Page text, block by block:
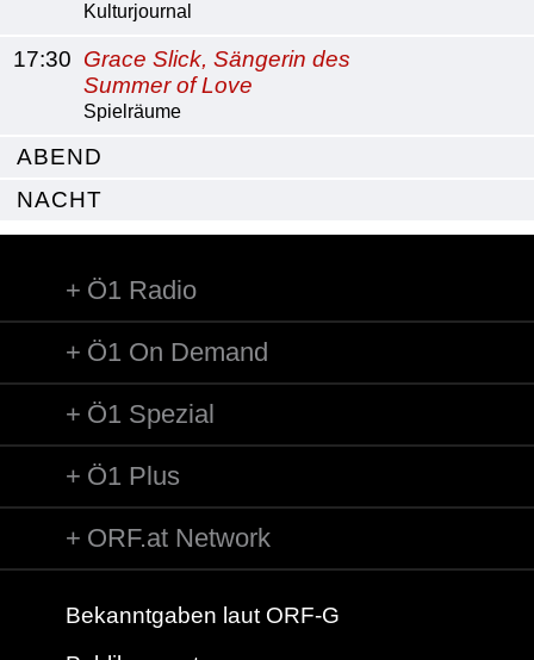
Kulturjournal
17:30 Grace Slick, Sängerin des
Summer of Love
Spielräume
ABEND
NACHT
Ö1 Radio
Ö1 On Demand
Ö1 Spezial
Ö1 Plus
ORF.at Network
Bekanntgaben laut ORF-G